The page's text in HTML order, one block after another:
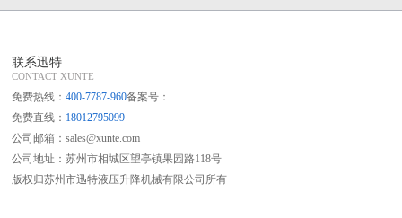
联系迅特
CONTACT XUNTE
免费热线：400-7787-960备案号：
免费直线： 18012795099
公司邮箱：sales@xunte.com
公司地址：苏州市相城区望亭镇果园路118号
版权归苏州市迅特液压升降机械有限公司所有